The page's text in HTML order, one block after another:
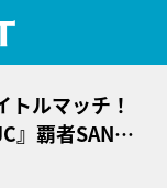
ルマッチ！
』覇者SANAD